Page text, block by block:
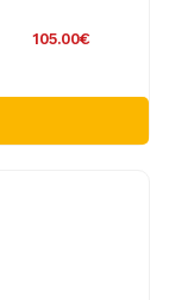
105.00€